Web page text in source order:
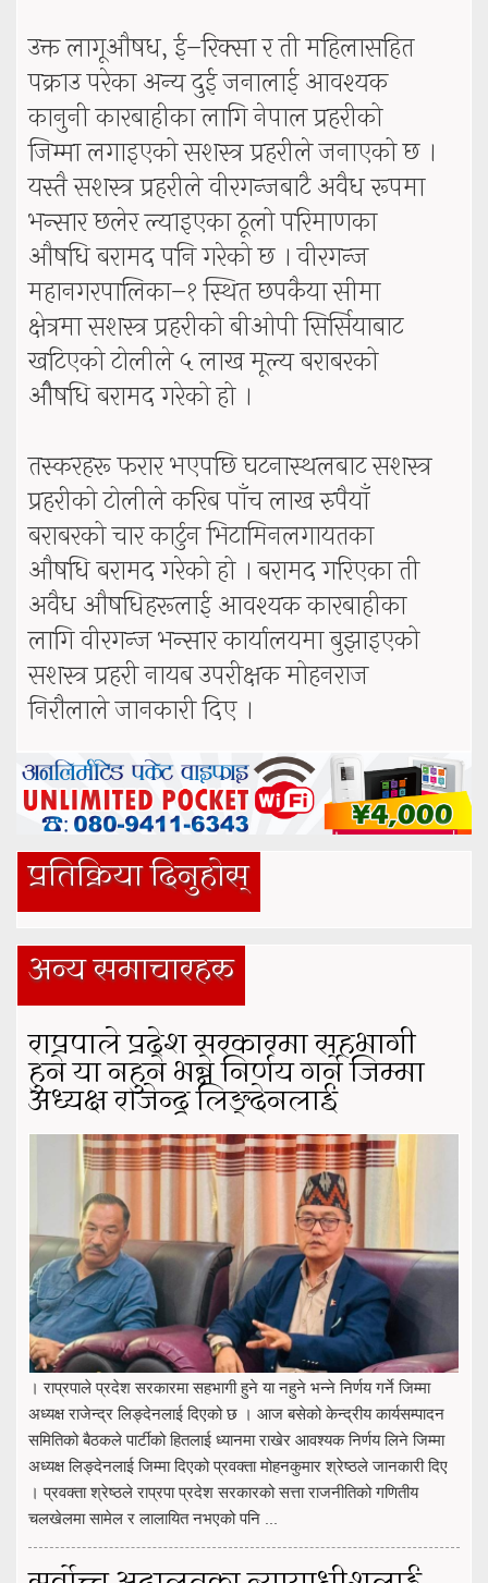
उक्त लागूऔषध, ई–रिक्सा र ती महिलासहित
पक्राउ परेका अन्य दुई जनालाई आवश्यक
कानुनी कारबाहीका लागि नेपाल प्रहरीको
जिम्मा लगाइएको सशस्त्र प्रहरीले जनाएको छ ।
यस्तै सशस्त्र प्रहरीले वीरगन्जबाटै अवैध रूपमा
भन्सार छलेर ल्याइएका ठूलो परिमाणका
औषधि बरामद पनि गरेको छ । वीरगन्ज
महानगरपालिका–१ स्थित छपकैया सीमा
क्षेत्रमा सशस्त्र प्रहरीको बीओपी सिर्सियाबाट
खटिएको टोलीले ५ लाख मूल्य बराबरको
ओैषधि बरामद गरेको हो ।
तस्करहरू फरार भएपछि घटनास्थलबाट सशस्त्र
प्रहरीको टोलीले करिब पाँच लाख रुपैयाँ
बराबरको चार कार्टुन भिटामिनलगायतका
औषधि बरामद गरेको हो । बरामद गरिएका ती
अवैध औषधिहरूलाई आवश्यक कारबाहीका
लागि वीरगन्ज भन्सार कार्यालयमा बुझाइएको
सशस्त्र प्रहरी नायब उपरीक्षक मोहनराज
निरौलाले जानकारी दिए ।
प्रतिक्रिया दिनुहोस्
अन्य समाचारहरु
राप्रपाले प्रदेश सरकारमा सहभागी
हुने या नहुने भन्ने निर्णय गर्ने जिम्मा
अध्यक्ष राजेन्द्र लिङ्देनलाई
। राप्रपाले प्रदेश सरकारमा सहभागी हुने या नहुने भन्ने निर्णय गर्ने जिम्मा
अध्यक्ष राजेन्द्र लिङ्देनलाई दिएको छ । आज बसेको केन्द्रीय कार्यसम्पादन
समितिको बैठकले पार्टीको हितलाई ध्यानमा राखेर आवश्यक निर्णय लिने जिम्मा
अध्यक्ष लिङ्देनलाई जिम्मा दिएको प्रवक्ता मोहनकुमार श्रेष्ठले जानकारी दिए
। प्रवक्ता श्रेष्ठले राप्रपा प्रदेश सरकारको सत्ता राजनीतिको गणितीय
चलखेलमा सामेल र लालायित नभएको पनि ...